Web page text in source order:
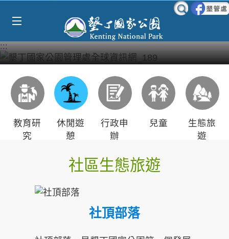
:::
教育研
究
休閒遊
憩
行政申
辦
兒童
生態旅
遊
社區生態旅遊
社頂部落